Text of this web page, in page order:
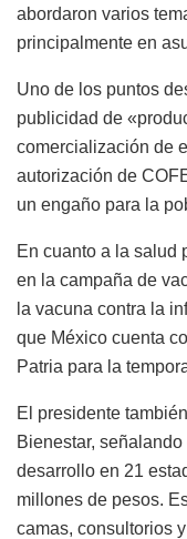
abordaron varios
principalmente en
Uno de los puntos
publicidad de
comercialización de
autorización de
un engaño para la
En cuanto a la salud
en la campaña de
la vacuna contra la
que México cuenta
Patria para la
El presidente
Bienestar,
desarrollo en 21
millones de pesos.
camas, consultorios